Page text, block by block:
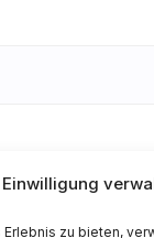
Einwilligung
zu bieten,
meine E-Mail-